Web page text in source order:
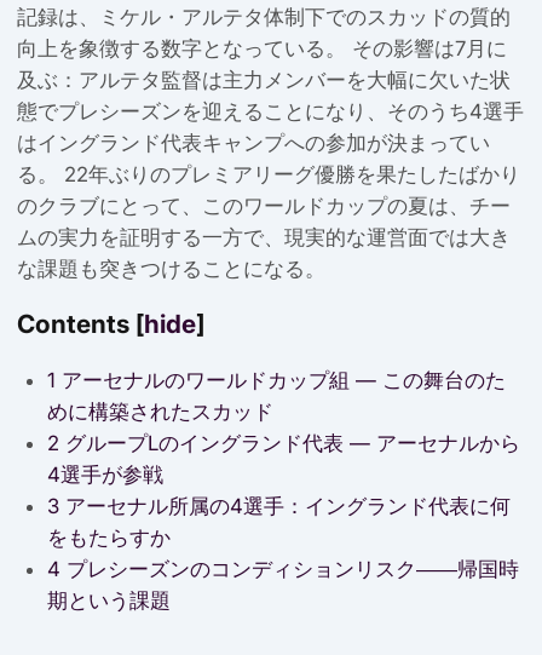
記録は、ミケル・アルテタ体制下でのスカッドの質的
向上を象徴する数字となっている。 その影響は7月に
及ぶ：アルテタ監督は主力メンバーを大幅に欠いた状
態でプレシーズンを迎えることになり、そのうち4選手
はイングランド代表キャンプへの参加が決まってい
る。 22年ぶりのプレミアリーグ優勝を果たしたばかり
のクラブにとって、このワールドカップの夏は、チー
ムの実力を証明する一方で、現実的な運営面では大き
な課題も突きつけることになる。
Contents [hide]
1 アーセナルのワールドカップ組 — この舞台のた
めに構築されたスカッド
2 グループLのイングランド代表 — アーセナルから
4選手が参戦
3 アーセナル所属の4選手：イングランド代表に何
をもたらすか
4 プレシーズンのコンディションリスク――帰国時
期という課題